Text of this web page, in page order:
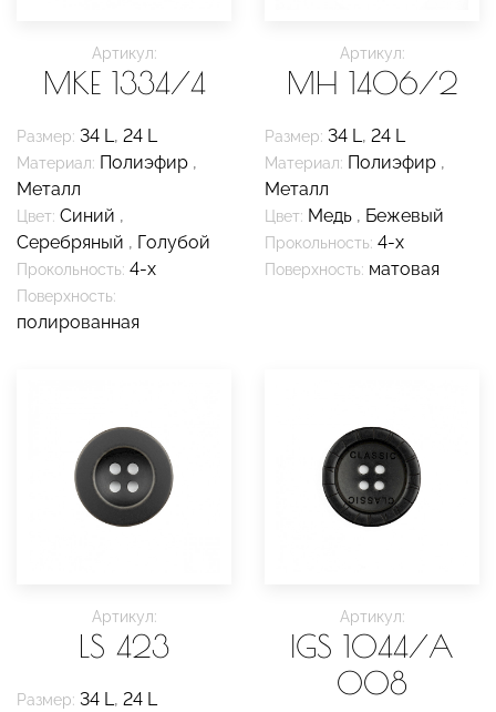
Артикул:
MKE 1334/4
Размер: 34 L, 24 L
Материал: Полиэфир ,
Металл
Цвет: Синий ,
Серебряный , Голубой
Прокольность: 4-х
Поверхность:
полированная
Артикул:
MH 1406/2
Размер: 34 L, 24 L
Материал: Полиэфир ,
Металл
Цвет: Медь , Бежевый
Прокольность: 4-х
Поверхность: матовая
Артикул:
LS 423
Размер: 34 L, 24 L
Артикул:
IGS 1044/A
008